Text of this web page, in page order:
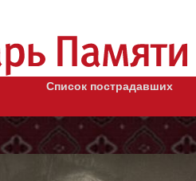
Список пострадавших